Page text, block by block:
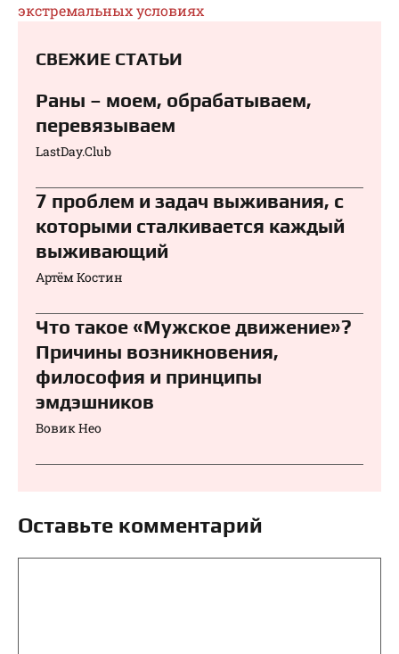
экстремальных условиях
СВЕЖИЕ СТАТЬИ
Раны – моем, обрабатываем,
перевязываем⁠⁠
LastDay.Club
7 проблем и задач выживания, с
которыми сталкивается каждый
выживающий
Артём Костин
Что такое «Мужское движение»?
Причины возникновения,
философия и принципы
эмдэшников
Вовик Нео
Оставьте комментарий